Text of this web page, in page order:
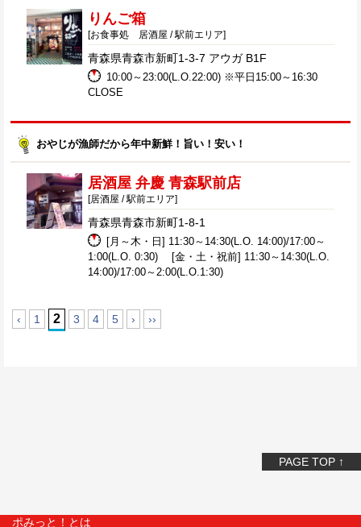
りんご箱
[お食事処 居酒屋 / 駅前エリア]
青森県青森市新町1-3-7 アウガ B1F
10:00～23:00(L.O.22:00) ※平日15:00～16:30
CLOSE
おやじが漁師だから年中新鮮！旨い！安い！
居酒屋 弁慶 青森駅前店
[居酒屋 / 駅前エリア]
青森県青森市新町1-8-1
[月～木・日] 11:30～14:30(L.O. 14:00)/17:00～
1:00(L.O. 0:30) [金・土・祝前] 11:30～14:30(L.O.
14:00)/17:00～2:00(L.O.1:30)
‹ 1 2 3 4 5 › ››
PAGE TOP ↑
ポみっと！とは